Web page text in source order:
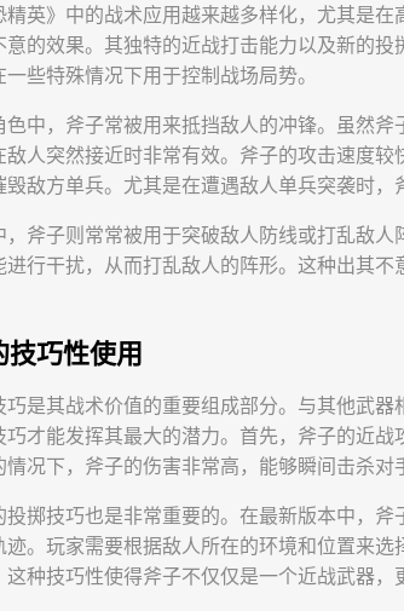
精英》中的战术应用越来越多样化，尤其是
意的效果。其独特的近战打击能力以及新的
些特殊情况下用于控制战场局势。
中，斧子常被用来抵挡敌人的冲锋。虽然
敌人突然接近时非常有效。斧子的攻击速度
敌方单兵。尤其是在遭遇敌人单兵突袭时，
，斧子则常常被用于突破敌人防线或打乱敌
进行干扰，从而打乱敌人的阵形。这种出其
技巧性使用
巧是其战术价值的重要组成部分。与其他武
巧才能发挥其最大的潜力。首先，斧子的近
况下，斧子的伤害非常高，能够瞬间击杀对
投掷技巧也是非常重要的。在最新版本中，
。玩家需要根据敌人所在的环境和位置来
种技巧性使得斧子不仅仅是一个近战武器，